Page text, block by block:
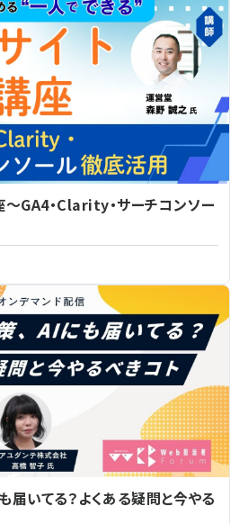
GA4・Clarity・サーチコンソー
届いてる？よくある疑問と今やる